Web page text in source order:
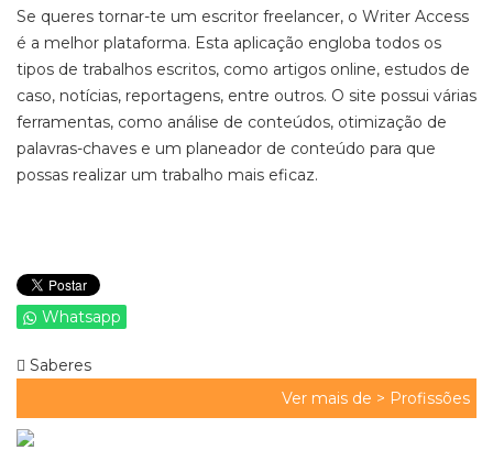
Se queres tornar-te um escritor freelancer, o Writer Access
é a melhor plataforma. Esta aplicação engloba todos os
tipos de trabalhos escritos, como artigos online, estudos de
caso, notícias, reportagens, entre outros. O site possui várias
ferramentas, como análise de conteúdos, otimização de
palavras-chaves e um planeador de conteúdo para que
possas realizar um trabalho mais eficaz.
Whatsapp
Saberes
Ver mais de > Profissões